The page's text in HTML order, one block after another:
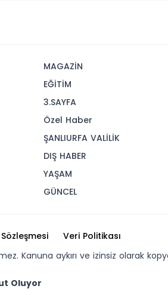
MAGAZİN
EĞİTİM
3.SAYFA
Özel Haber
ŞANLIURFA VALİLİK
DIŞ HABER
YAŞAM
GÜNCEL
Sözleşmesi
Veri Politikası
Kanuna aykırı ve izinsiz olarak
Oluyor